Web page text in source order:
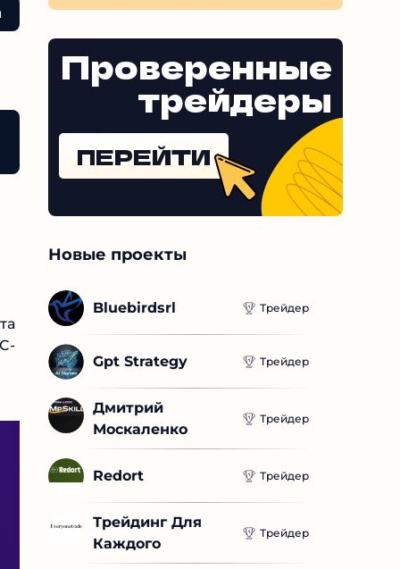
и как вывести Отзывы о монете wETH
Проверенные
трейдеры
ПЕРЕЙТИ
Новые проекты
Bluebirdsrl Трейдер
Gpt Strategy Трейдер
Дмитрий
Москаленко
Трейдер
Redort Трейдер
Трейдинг Для
Каждого
Трейдер